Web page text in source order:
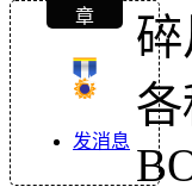
章
发消息
碎